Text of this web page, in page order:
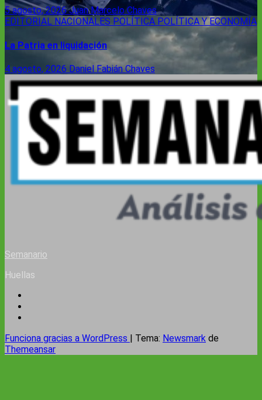
5 agosto, 2026Juan Marcelo Chaves
EDITORIAL NACIONALES POLÍTICA POLÍTICA Y ECONOMÍA
La Patria en liquidación
4 agosto, 2026 Daniel Fabián Chaves
Semanario
Huellas
Funciona gracias a WordPress | Tema: Newsmark de
Themeansar